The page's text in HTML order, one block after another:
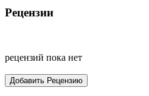
Рецензии
рецензий пока нет
Добавить Рецензию